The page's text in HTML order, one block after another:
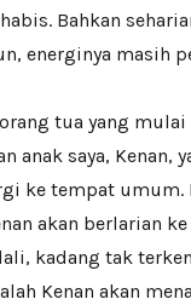
Bahkan
energinya masih
tua yang mulai
anak saya, Kenan,
ke tempat umum.
akan berlarian
kadang tak
Kenan akan